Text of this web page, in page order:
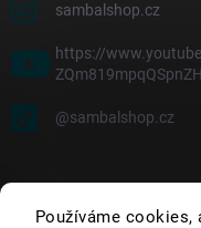
Používáme cookies,
sambalshop.cz
https://
@sambalshop.cz